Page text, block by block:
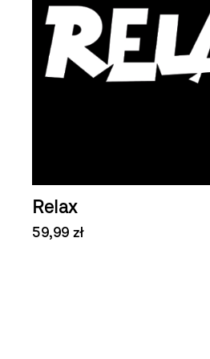
Relax
59,99 zł